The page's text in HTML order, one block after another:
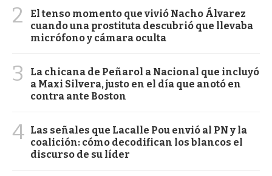
2
El tenso momento que vivió Nacho Álvarez
cuando una prostituta descubrió que llevaba
micrófono y cámara oculta
3
La chicana de Peñarol a Nacional que incluyó
a Maxi Silvera, justo en el día que anotó en
contra ante Boston
4 Las señales que Lacalle Pou envió al PN y la
coalición: cómo decodifican los blancos el
discurso de su líder